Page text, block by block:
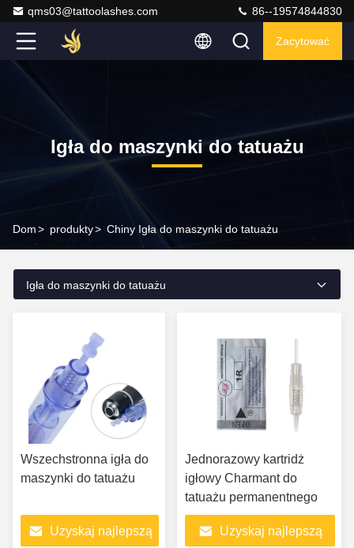
qms03@tattoolashes.com 86--19574844830
Zacytować
Igła do maszynki do tatuażu
Dom> produkty> Chiny Igła do maszynki do tatuażu
Igła do maszynki do tatuażu
Wszechstronna igła do
maszynki do tatuażu
Uzyskaj najlepszą
Jednorazowy kartridż
igłowy Charmant do
tatuażu permanentnego
Uzyskaj najlepszą